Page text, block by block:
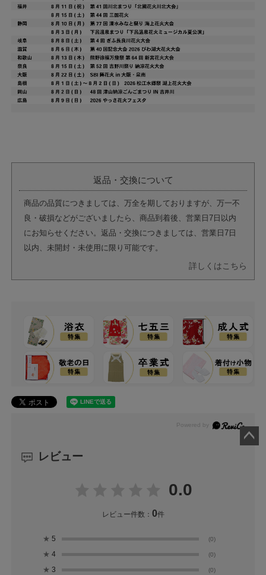
返品・交換について
商品の品質につきましては、万全を期しておりますが、万一不
良・破損などがございましたら、商品到着後、営業日7日以内
にお知らせください。返品・交換につきましては、営業日7日
以内、未開封・未使用に限り可能です。
詳しくはこちら
レビュー
0.0
レビュー件数： 0件
★ 5 (0)
★ 4 (0)
★ 3 (0)